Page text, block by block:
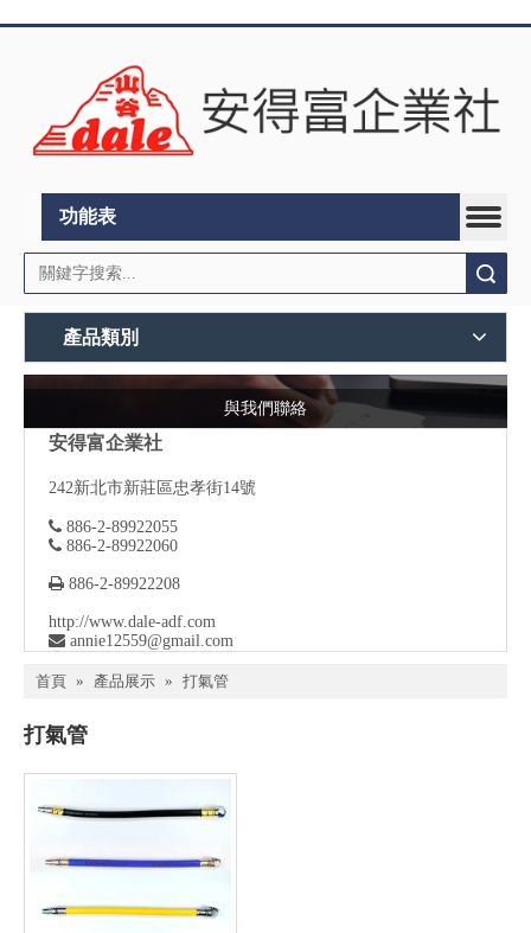
功能表
產品類別
與我們聯絡
安得富企業社
242新北市新莊區忠孝街14號
 886-2-89922055
 886-2-89922060
 886-2-89922208
http://www.dale-adf.com
 annie12559@gmail.com
首頁 » 產品展示 » 打氣管
打氣管